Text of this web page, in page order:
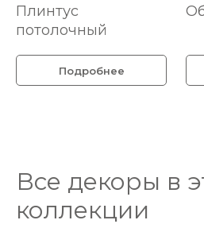
Плинтус
потолочный
Подробнее
Все декоры в
коллекции